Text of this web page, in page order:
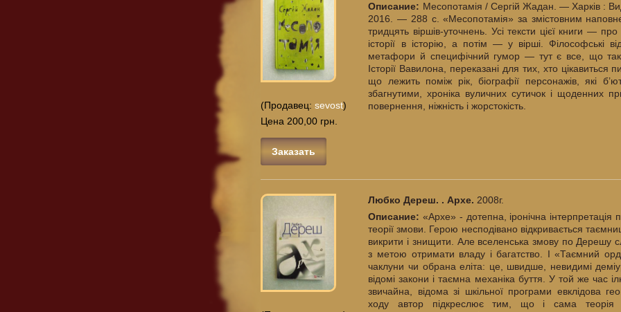
(Продавец:sevost)
Цена 200,00 грн.
Заказать
Описание: Месопотамія / Сергій Жадан. — Харків :
2016. — 288 с. «Месопотамія» за змістовним
тридцять віршів-уточнень. Усі тексти цієї книги —
історії в історію, а потім — у вірші. Філософські
метафори й специфічний гумор — тут є все, що
Історії Вавилона, переказані для тих, хто цікавиться
що лежить поміж рік, біографії персонажів, які
збагнутими, хроніка вуличних сутичок і щоденних
повернення, ніжність і жорстокість.
Любко Дереш. . Архе. 2008г.
Описание:«Архе» - дотепна, іронічна інтерпретація
теорії змови. Герою несподівано відкривається
викрити і знищити. Але вселенська змову по
з метою отримати владу і багатство. І «Таємний
чаклуни чи обрана еліта: це, швидше, невидимі
відомі закони і таємна механіка буття. У той же час
звичайна, відома зі шкільної програми евклідова
ходу автор підкреслює тим, що і сама теорія